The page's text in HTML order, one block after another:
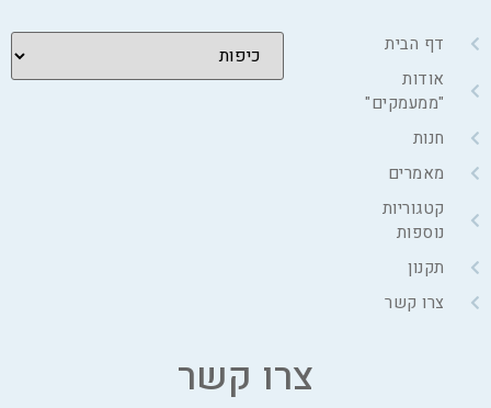
דף הבית
אודות
"ממעמקים"
חנות
מאמרים
קטגוריות
נוספות
תקנון
צרו קשר
צרו קשר